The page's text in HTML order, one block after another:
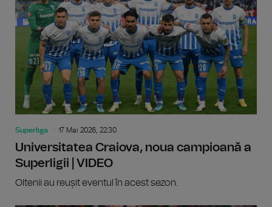
Superliga 17 Mai 2026, 22:30
Universitatea Craiova, noua campioană a
Superligii | VIDEO
Oltenii au reușit eventul în acest sezon.